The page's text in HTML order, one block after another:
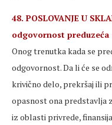
48. POSLOVANJE U
odgovornost preduzeća
Onog trenutka kada se
odgovornost. Da li će se
krivično delo, prekršaj ili
opasnost ona predstavlja
iz oblasti privrede,